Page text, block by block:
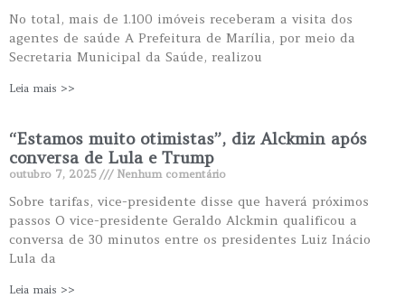
No total, mais de 1.100 imóveis receberam a visita dos
agentes de saúde A Prefeitura de Marília, por meio da
Secretaria Municipal da Saúde, realizou
Leia mais >>
“Estamos muito otimistas”, diz Alckmin após
conversa de Lula e Trump
outubro 7, 2025 Nenhum comentário
Sobre tarifas, vice-presidente disse que haverá próximos
passos O vice-presidente Geraldo Alckmin qualificou a
conversa de 30 minutos entre os presidentes Luiz Inácio
Lula da
Leia mais >>